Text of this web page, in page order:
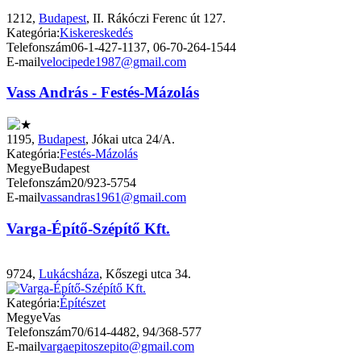
1212, Budapest, II. Rákóczi Ferenc út 127.
Kategória:Kiskereskedés
Telefonszám06-1-427-1137, 06-70-264-1544
E-mailvelocipede1987@gmail.com
Vass András - Festés-Mázolás
1195, Budapest, Jókai utca 24/A.
Kategória:Festés-Mázolás
MegyeBudapest
Telefonszám20/923-5754
E-mailvassandras1961@gmail.com
Varga-Építő-Szépítő Kft.
9724, Lukácsháza, Kőszegi utca 34.
Kategória:Építészet
MegyeVas
Telefonszám70/614-4482, 94/368-577
E-mailvargaepitoszepito@gmail.com